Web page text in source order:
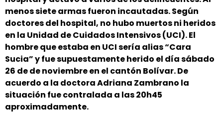
menos siete armas fueron incautadas. Según
doctores del hospital, no hubo muertos ni heridos
en la Unidad de Cuidados Intensivos (UCI). El
hombre que estaba en UCI sería alias “Cara
Sucia” y fue supuestamente herido el día sábado
26 de de noviembre en el cantón Bolívar. De
acuerdo a la doctora Adriana Zambrano la
situación fue contralada a las 20h45
aproximadamente.